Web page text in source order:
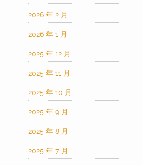
2026 年 2 月
2026 年 1 月
2025 年 12 月
2025 年 11 月
2025 年 10 月
2025 年 9 月
2025 年 8 月
2025 年 7 月